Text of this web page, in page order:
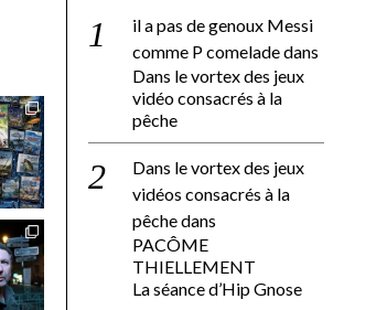
il a pas de genoux Messi
comme P comeladedans
Dans le vortex des jeux
vidéo consacrés à la
pêche
Dans le vortex des jeux
vidéos consacrés à la
pêchedans
PACÔME
THIELLEMENT
La séance d’Hip Gnose